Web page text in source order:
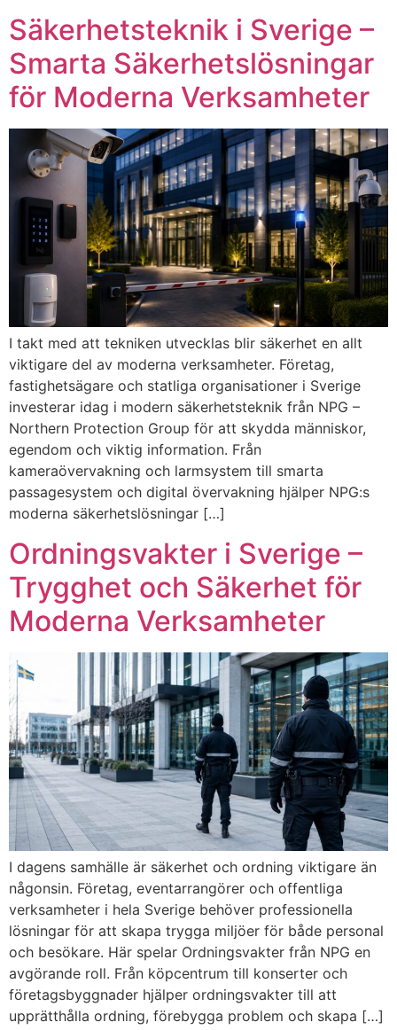
Säkerhetsteknik i Sverige –
Smarta Säkerhetslösningar
för Moderna Verksamheter
I takt med att tekniken utvecklas blir säkerhet en allt
viktigare del av moderna verksamheter. Företag,
fastighetsägare och statliga organisationer i Sverige
investerar idag i modern säkerhetsteknik från NPG –
Northern Protection Group för att skydda människor,
egendom och viktig information. Från
kameraövervakning och larmsystem till smarta
passagesystem och digital övervakning hjälper NPG:s
moderna säkerhetslösningar […]
Ordningsvakter i Sverige –
Trygghet och Säkerhet för
Moderna Verksamheter
I dagens samhälle är säkerhet och ordning viktigare än
någonsin. Företag, eventarrangörer och offentliga
verksamheter i hela Sverige behöver professionella
lösningar för att skapa trygga miljöer för både personal
och besökare. Här spelar Ordningsvakter från NPG en
avgörande roll. Från köpcentrum till konserter och
företagsbyggnader hjälper ordningsvakter till att
upprätthålla ordning, förebygga problem och skapa […]